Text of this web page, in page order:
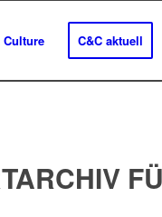
Culture C&C aktuell